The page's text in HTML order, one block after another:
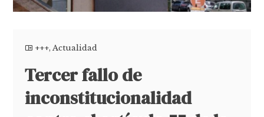
+++,Actualidad
Tercer fallo de
inconstitucionalidad